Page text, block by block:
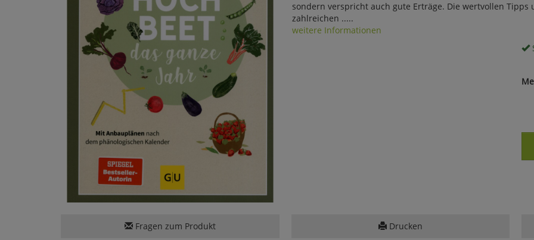
sondern verspricht auch gute Erträge. Die wertvollen
zahlreichen .....
weitere Informationen
Fragen zum Produkt Drucken